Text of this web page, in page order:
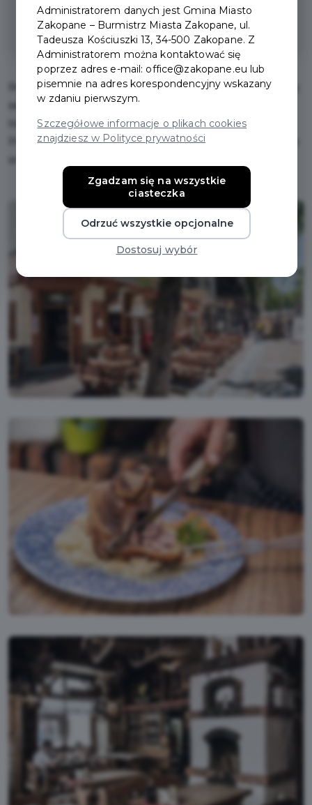
Zniżka dla posiadaczy Zakopiańskiej
Karty Mieszkańca
Restauracja w samym sercu kultowych Krupówek, w której
serwuje się gościom dania sporządzane według
tradycyjnych receptur kuchni podhalańskiej i staropolskiej.
Przytulne wnętrze zachęci do swobodnego, nieśpiesznego
Administratorem danych jest Gmina Miasto
Zakopane – Burmistrz Miasta Zakopane, ul.
Tadeusza Kościuszki 13, 34-500 Zakopane. Z
Administratorem można kontaktować się
poprzez adres e-mail: office@zakopane.eu lub
pisemnie na adres korespondencyjny wskazany
w zdaniu pierwszym.
Szczegółowe informacje o plikach cookies
znajdziesz w Polityce prywatności
Zgadzam się na wszystkie
ciasteczka
Odrzuć wszystkie opcjonalne
Dostosuj wybór